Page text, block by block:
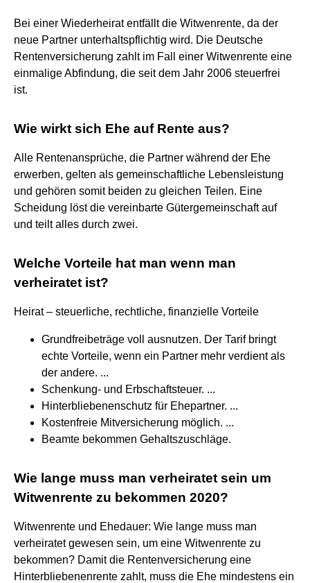
Bei einer Wiederheirat entfällt die Witwenrente, da der
neue Partner unterhaltspflichtig wird. Die Deutsche
Rentenversicherung zahlt im Fall einer Witwenrente eine
einmalige Abfindung, die seit dem Jahr 2006 steuerfrei
ist.
Wie wirkt sich Ehe auf Rente aus?
Alle Rentenansprüche, die Partner während der Ehe
erwerben, gelten als gemeinschaftliche Lebensleistung
und gehören somit beiden zu gleichen Teilen. Eine
Scheidung löst die vereinbarte Gütergemeinschaft auf
und teilt alles durch zwei.
Welche Vorteile hat man wenn man
verheiratet ist?
Heirat – steuerliche, rechtliche, finanzielle Vorteile
Grundfreibeträge voll ausnutzen. Der Tarif bringt
echte Vorteile, wenn ein Partner mehr verdient als
der andere. ...
Schenkung- und Erbschaftsteuer. ...
Hinterbliebenenschutz für Ehepartner. ...
Kostenfreie Mitversicherung möglich. ...
Beamte bekommen Gehaltszuschläge.
Wie lange muss man verheiratet sein um
Witwenrente zu bekommen 2020?
Witwenrente und Ehedauer: Wie lange muss man
verheiratet gewesen sein, um eine Witwenrente zu
bekommen? Damit die Rentenversicherung eine
Hinterbliebenenrente zahlt, muss die Ehe mindestens ein